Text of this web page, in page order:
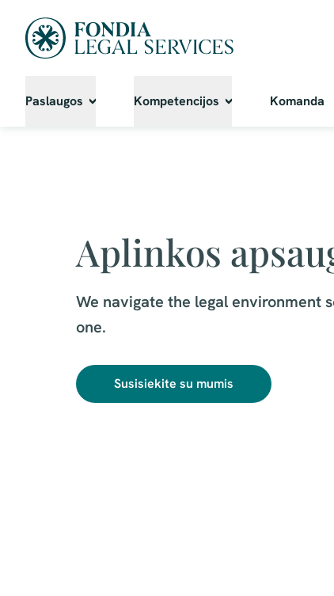
Paslaugos Kompetencijos Komanda
Aplinkos
We navigate the legal environment
one.
Susisiekite su mumis